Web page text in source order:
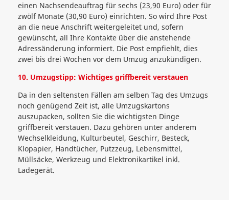
einen Nachsendeauftrag für sechs (23,90 Euro) oder für
zwölf Monate (30,90 Euro) einrichten. So wird Ihre Post
an die neue Anschrift weitergeleitet und, sofern
gewünscht, all Ihre Kontakte über die anstehende
Adressänderung informiert. Die Post empfiehlt, dies
zwei bis drei Wochen vor dem Umzug anzukündigen.
10. Umzugstipp: Wichtiges griffbereit verstauen
Da in den seltensten Fällen am selben Tag des Umzugs
noch genügend Zeit ist, alle Umzugskartons
auszupacken, sollten Sie die wichtigsten Dinge
griffbereit verstauen. Dazu gehören unter anderem
Wechselkleidung, Kulturbeutel, Geschirr, Besteck,
Klopapier, Handtücher, Putzzeug, Lebensmittel,
Müllsäcke, Werkzeug und Elektronikartikel inkl.
Ladegerät.